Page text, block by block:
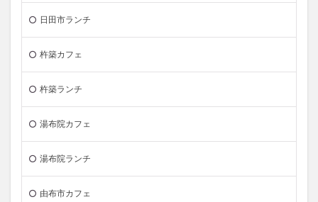
日田市ランチ
杵築カフェ
杵築ランチ
湯布院カフェ
湯布院ランチ
由布市カフェ